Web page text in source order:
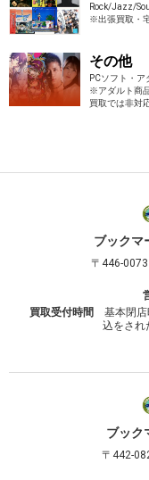
Rock/Jazz/
※出張買取・
その他
PCソフト・ア
※アダルト商
買取では非対応
ブックマ
〒446-0073
買取受付時間
基本閉
込をされ
ブック
〒442-